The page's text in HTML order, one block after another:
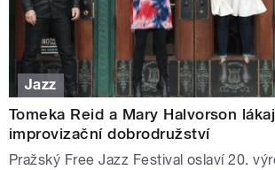
Jazz
Tomeka Reid a Mary Halvorson
improvizační dobrodružství
Pražský Free Jazz Festival oslaví 20.